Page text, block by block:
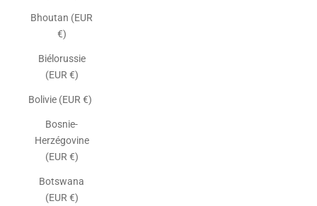
Bhoutan (EUR
€)
Biélorussie
(EUR €)
Bolivie (EUR €)
Bosnie-
Herzégovine
(EUR €)
Botswana
(EUR €)